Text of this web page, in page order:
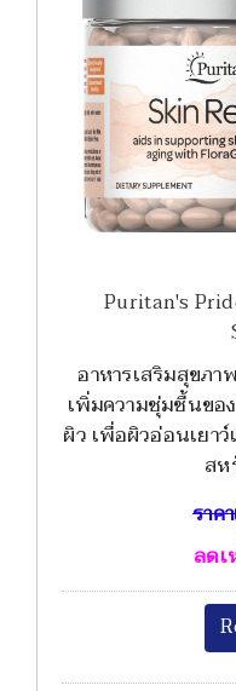
Puritan's
อาหารเสริมสุขภ
เพิ่มความชุ่มชื้นขอ
ผิว เพื่อผิวอ่อนเยา
สห
ราค
ลด